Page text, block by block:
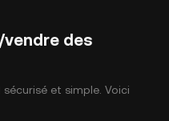
vendre des
et simple. Voici